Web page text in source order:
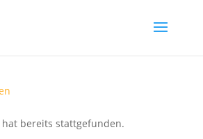
bereits stattgefunden.